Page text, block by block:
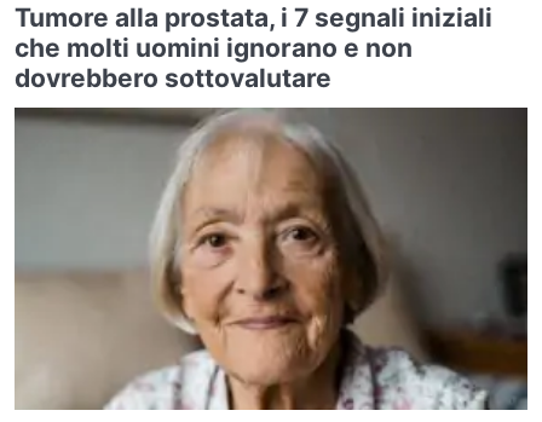
Tumore alla prostata, i 7 segnali iniziali
che molti uomini ignorano e non
dovrebbero sottovalutare